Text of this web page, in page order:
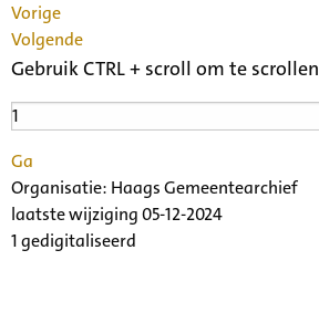
Vorige
Volgende
Gebruik CTRL + scroll om te scrollen
Ga
Organisatie: Haags Gemeentearchief
laatste wijziging 05-12-2024
1 gedigitaliseerd